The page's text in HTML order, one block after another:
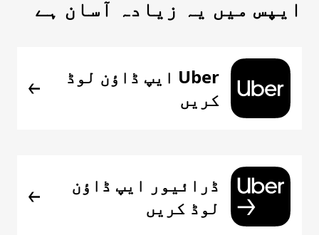
ایپس میں یہ زیادہ آسان ہے
Uber ایپ ڈاؤن لوڈ
کریں
ڈرائیور ایپ ڈاؤن
لوڈ کریں